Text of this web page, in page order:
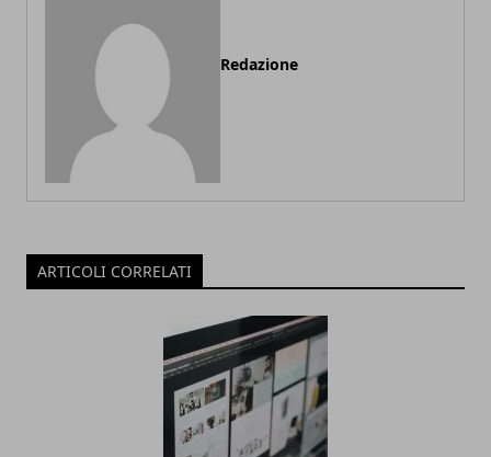
Redazione
ARTICOLI CORRELATI